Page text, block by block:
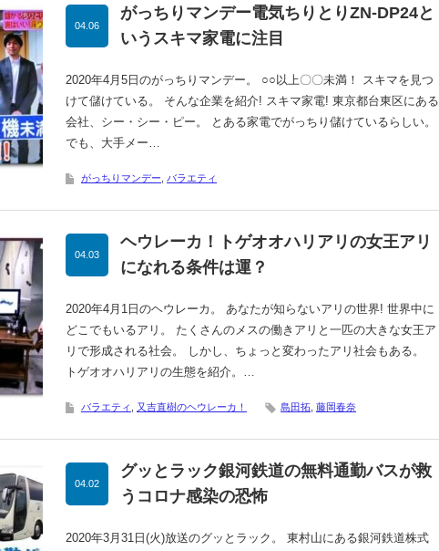
がっちりマンデー電気ちりとりZN-DP24と
いうスキマ家電に注目
04.06
2020年4月5日のがっちりマンデー。 ○○以上〇〇未満！ スキマを見つ
けて儲けている。 そんな企業を紹介! スキマ家電! 東京都台東区にある
会社、シー・シー・ピー。 とある家電でがっちり儲けているらしい。
でも、大手メー…
がっちりマンデー バラエティ
ヘウレーカ！トゲオオハリアリの女王アリ
になれる条件は運？
04.03
2020年4月1日のヘウレーカ。 あなたが知らないアリの世界! 世界中に
どこでもいるアリ。 たくさんのメスの働きアリと一匹の大きな女王ア
リで形成される社会。 しかし、ちょっと変わったアリ社会もある。
トゲオオハリアリの生態を紹介。…
バラエティ 又吉直樹のヘウレーカ！ 島田拓 藤岡春奈
グッとラック銀河鉄道の無料通勤バスが救
うコロナ感染の恐怖
04.02
2020年3月31日(火)放送のグッとラック。 東村山にある銀河鉄道株式